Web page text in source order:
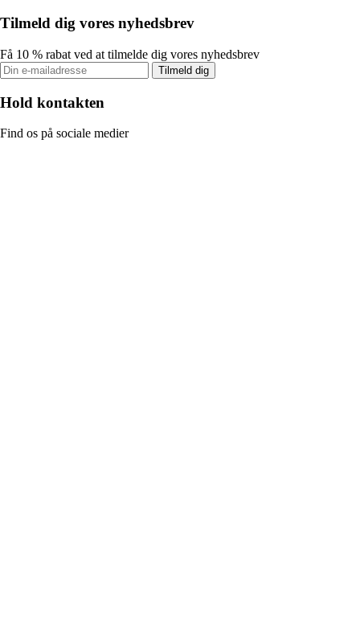
Tilmeld dig vores nyhedsbrev
Få 10 % rabat ved at tilmelde dig vores nyhedsbrev
Tilmeld dig
Hold kontakten
Find os på sociale medier